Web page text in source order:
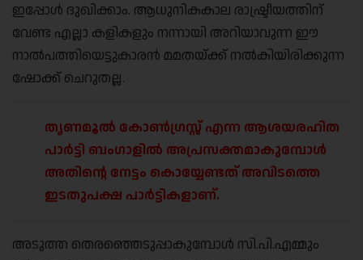
ഇപ്പോൾ ദുഖിക്കാം. ആധുനികകാല രാഷ്ട്രീയത്തിന്
വേണ്ട എല്ലാ കളികളും നന്നായി അറിയാവുന്ന ഈ
നാൽപത്തിയെട്ടുകാരൻ മമതയ്ക്ക് നൽകിയിരിക്കുന്ന
ഷോക്ക് ചെറുതല്ല.
തൃണമൂൽ കോൺഗ്രസ്സ് എന്ന ആശയരഹിത
പാർട്ടി ബംഗാളിൽ അപ്രസക്തമാകുമ്പോൾ
അതിന്റെ നേട്ടം കൊയ്യേണ്ടത് അവിടത്തെ
ഇടതുപക്ഷ പാർട്ടികളാണ്.
അടുത്ത തെരഞ്ഞെടുപ്പാകുമ്പോൾ സി.പി.എമ്മും